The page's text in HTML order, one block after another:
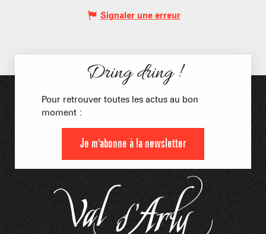
Signaler une erreur
Dring dring !
Pour retrouver toutes les actus au bon
moment :
Je m'abonne à la newsletter